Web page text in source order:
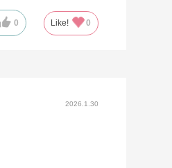
0 Like! 0
2026.1.30